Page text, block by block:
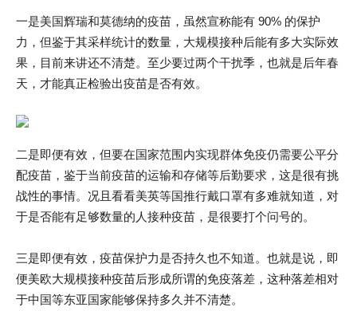
一是美国辉瑞和莫德纳的疫苗，虽然宣称能有 90% 的保护
力，但鉴于其采样统计的数量，大规模接种后能有多大实际效
果，目前来讲还不清楚。至少要过两个干扰季，也就是后年春
天，才能真正检验出疫苗是否有效。
二是即便有效，但要在国家范围内实现群体免疫仍需要公平分
配疫苗，鉴于当前疫苗的运输和存储等后勤要求，这是很有挑
战性的事情。况且看看美英等国推行戴口罩有多难就知道，对
于是否能有足够数量的人接种疫苗，是很要打个问号的。
三是即便有效，疫苗保护力是否持久也不知道。也就是说，即
便美欧大规模接种疫苗后形成所谓的免疫落差，这种落差相对
于中国等东亚国家能够保持多久并不清楚。